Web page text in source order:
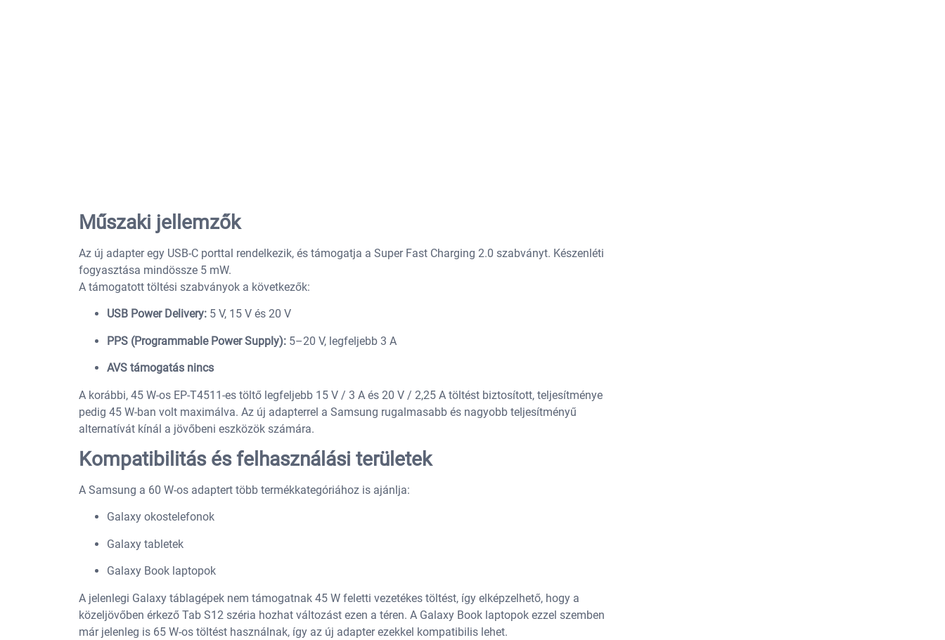
Műszaki jellemzők
Az új adapter egy USB-C porttal rendelkezik, és támogatja a Super Fast Charging 2.0 szabványt. Készenléti
fogyasztása mindössze 5 mW.
A támogatott töltési szabványok a következők:
USB Power Delivery: 5 V, 15 V és 20 V
PPS (Programmable Power Supply): 5–20 V, legfeljebb 3 A
AVS támogatás nincs
A korábbi, 45 W-os EP-T4511-es töltő legfeljebb 15 V / 3 A és 20 V / 2,25 A töltést biztosított, teljesítménye
pedig 45 W-ban volt maximálva. Az új adapterrel a Samsung rugalmasabb és nagyobb teljesítményű
alternatívát kínál a jövőbeni eszközök számára.
Kompatibilitás és felhasználási területek
A Samsung a 60 W-os adaptert több termékkategóriához is ajánlja:
Galaxy okostelefonok
Galaxy tabletek
Galaxy Book laptopok
A jelenlegi Galaxy táblagépek nem támogatnak 45 W feletti vezetékes töltést, így elképzelhető, hogy a
közeljövőben érkező Tab S12 széria hozhat változást ezen a téren. A Galaxy Book laptopok ezzel szemben
már jelenleg is 65 W-os töltést használnak, így az új adapter ezekkel kompatibilis lehet.